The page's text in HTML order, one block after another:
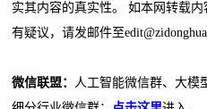
实其内容的真实性。 如本网转载
有疑议，请发邮件至
微信联盟： 人工智能微信群、大模